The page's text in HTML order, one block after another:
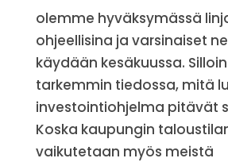
olemme hyväksymässä
ohjeellisina ja varsinaiset
käydään kesäkuussa.
tarkemmin tiedossa, mitä
investointiohjelma pitävät
Koska kaupungin
vaikutetaan myös meistä